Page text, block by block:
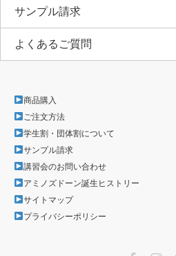
サンプル請求
よくあるご質問
商品購入
ご注文方法
学生割・団体割について
サンプル請求
講習会のお問い合わせ
アミノズドーン誕生ヒストリー
サイトマップ
プライバシーポリシー